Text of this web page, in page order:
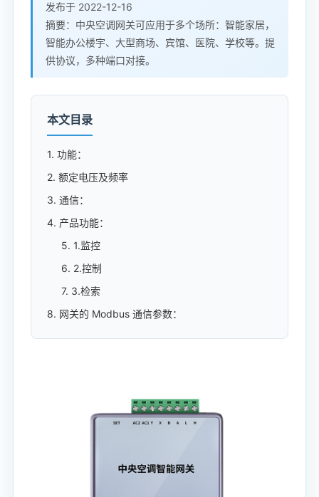
发布于 2022-12-16
摘要：中央空调网关可应用于多个场所：智能家居，
智能办公楼宇、大型商场、宾馆、医院、学校等。提
供协议，多种端口对接。
本文目录
1. 功能：
2. 额定电压及频率
3. 通信：
4. 产品功能：
5. 1.监控
6. 2.控制
7. 3.检索
8. 网关的 Modbus 通信参数：